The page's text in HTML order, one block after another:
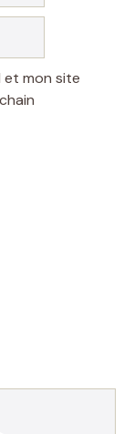
et mon site